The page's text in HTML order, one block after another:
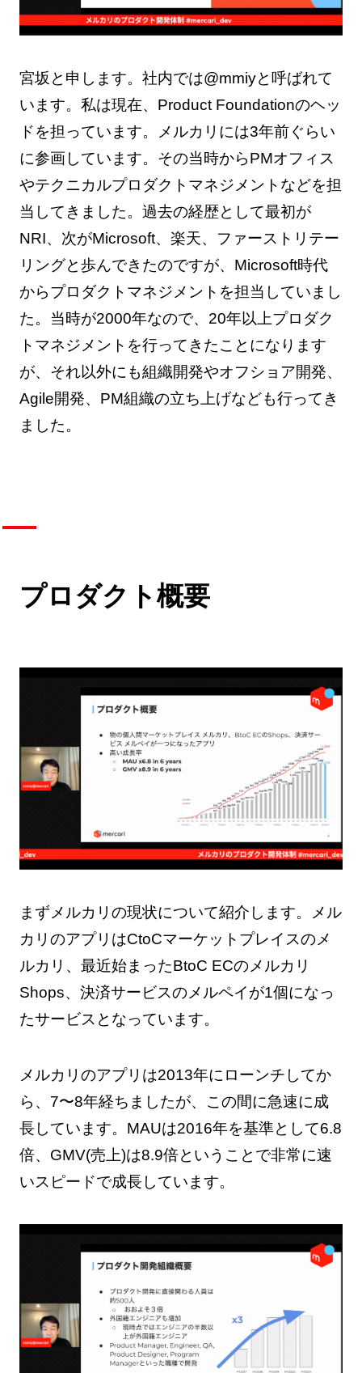
宮坂と申します。社内では@mmiyと呼ばれて
います。私は現在、Product Foundationのヘッ
ドを担っています。メルカリには3年前ぐらい
に参画しています。その当時からPMオフィス
やテクニカルプロダクトマネジメントなどを担
当してきました。過去の経歴として最初が
NRI、次がMicrosoft、楽天、ファーストリテー
リングと歩んできたのですが、Microsoft時代
からプロダクトマネジメントを担当していまし
た。当時が2000年なので、20年以上プロダク
トマネジメントを行ってきたことになります
が、それ以外にも組織開発やオフショア開発、
Agile開発、PM組織の立ち上げなども行ってき
ました。
プロダクト概要
まずメルカリの現状について紹介します。メル
カリのアプリはCtoCマーケットプレイスのメ
ルカリ、最近始まったBtoC ECのメルカリ
Shops、決済サービスのメルペイが1個になっ
たサービスとなっています。
メルカリのアプリは2013年にローンチしてか
ら、7〜8年経ちましたが、この間に急速に成
長しています。MAUは2016年を基準として6.8
倍、GMV(売上)は8.9倍ということで非常に速
いスピードで成長しています。